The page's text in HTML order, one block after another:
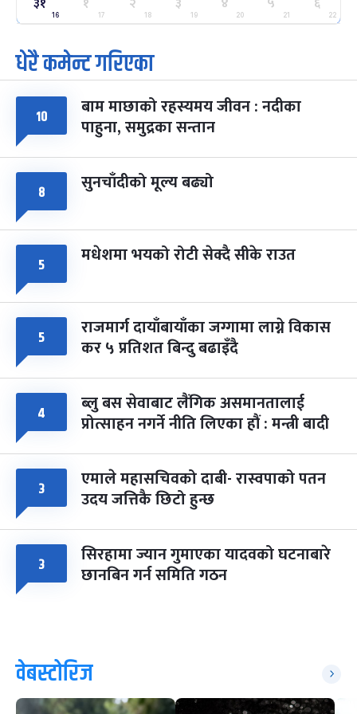
मंगल फाल्गुन २५, २०८३ Mar 9, 2027
७
आइत
पूर्णिमा व्रत
चैत्र ७, २०८३-Mar 21, 2027
८ फागुपूर्णिमा
चैत्र ८, २०८३-Mar 22, 2027
७ महिना बाँकी
16 17 18 19 20 21 22
धेरै कमेन्ट गरिएका
१० बाम माछाको रहस्यमय जीवन : नदीका
पाहुना, समुद्रका सन्तान
८ सुनचाँदीको मूल्य बढ्यो
५ मधेशमा भयको रोटी सेक्दै सीके राउत
५ राजमार्ग दायाँबायाँका जग्गामा लाग्ने विकास
कर ५ प्रतिशत बिन्दु बढाइँदै
४ ब्लु बस सेवाबाट लैंगिक असमानतालाई
प्रोत्साहन नगर्ने नीति लिएका हौं : मन्त्री बादी
३ एमाले महासचिवको दाबी- रास्वपाको पतन
उदय जत्तिकै छिटो हुन्छ
३ सिरहामा ज्यान गुमाएका यादवको घटनाबारे
छानबिन गर्न समिति गठन
वेबस्टोरिज